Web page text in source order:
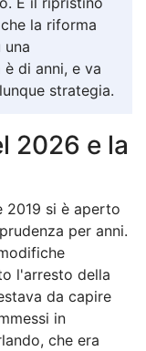
la riforma
di anni, e va
strategia.
2026 e la
2019 si è aperto
per anni.
l'arresto della
da capire
in
che era